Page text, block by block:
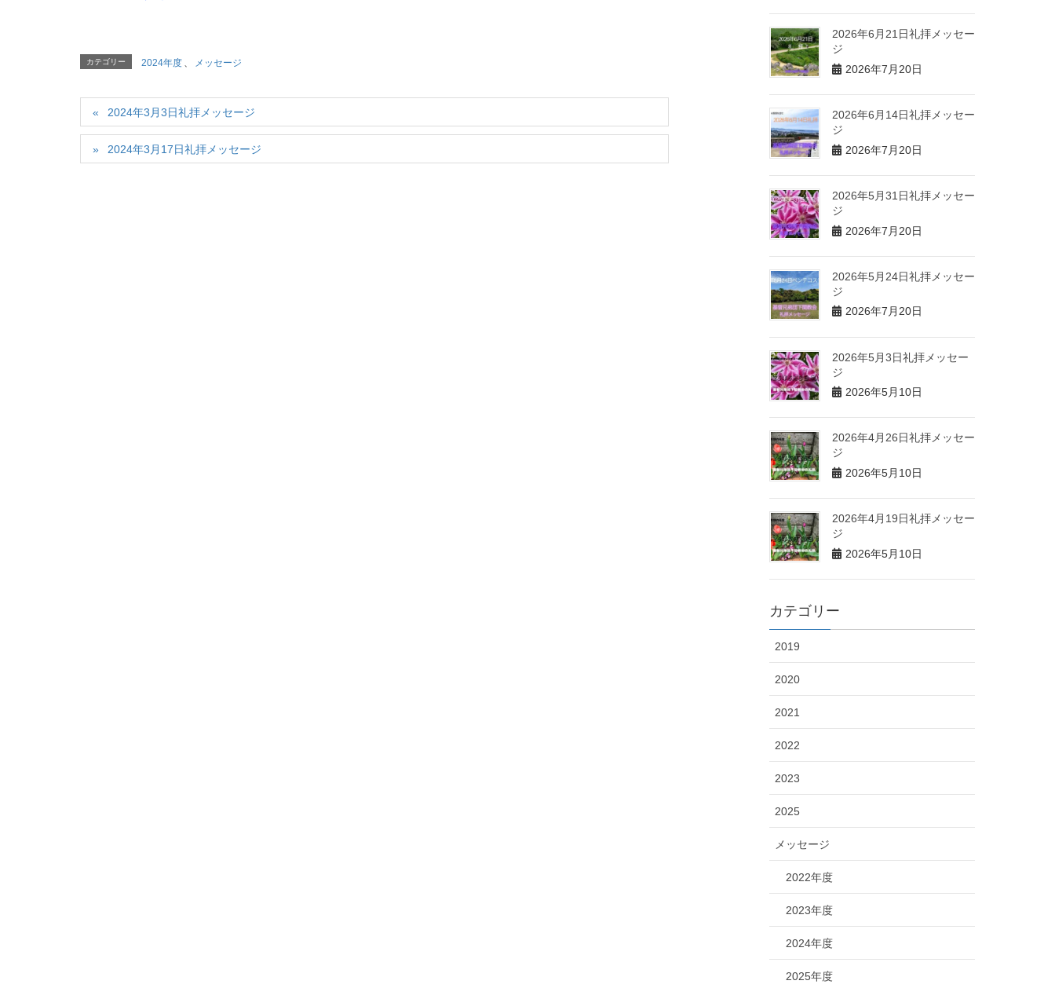
カテゴリー 2024年度 、 メッセージ
2024年3月3日礼拝メッセージ
2024年3月17日礼拝メッセージ
2026年6月21日礼拝メッセー
ジ
2026年7月20日
2026年6月14日礼拝メッセー
ジ
2026年7月20日
2026年5月31日礼拝メッセー
ジ
2026年7月20日
2026年5月24日礼拝メッセー
ジ
2026年7月20日
2026年5月3日礼拝メッセー
ジ
2026年5月10日
2026年4月26日礼拝メッセー
ジ
2026年5月10日
2026年4月19日礼拝メッセー
ジ
2026年5月10日
カテゴリー
2019
2020
2021
2022
2023
2025
メッセージ
2022年度
2023年度
2024年度
2025年度